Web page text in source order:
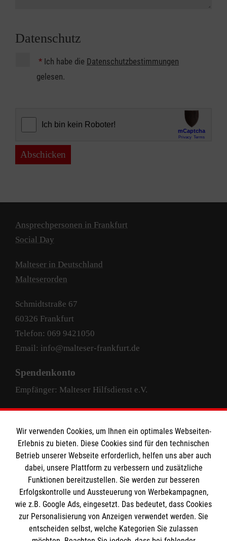
Datenschutz
* Ich habe die Datenschutzbestimmungen
gelesen.
Abschicken
Ansprechpersonen in Frankfurt
Social Day
Malteser in Deutschland
Malteserorden
Schmidtstraße 67
60326 Frankfurt
Telefon: 069 9421050
Email: info@malteser-frankfurt.de
Spendenkonto
Empfänger: Malteser Hilfsdienst e.V.
IBAN: DE63 3706 0193 4004 4000 33
BIC: GENODED1PAX
facebook instagram LinkedIn
Wir verwenden Cookies, um Ihnen ein optimales Webseiten-
Erlebnis zu bieten. Diese Cookies sind für den technischen
Betrieb unserer Webseite erforderlich, helfen uns aber auch
dabei, unsere Plattform zu verbessern und zusätzliche
Funktionen bereitzustellen. Sie werden zur besseren
Erfolgskontrolle und Aussteuerung von Werbekampagnen,
wie z.B. Google Ads, eingesetzt. Das bedeutet, dass Cookies
zur Personalisierung von Anzeigen verwendet werden. Sie
entscheiden selbst, welche Kategorien Sie zulassen